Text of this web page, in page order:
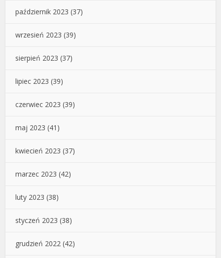
październik 2023 (37)
wrzesień 2023 (39)
sierpień 2023 (37)
lipiec 2023 (39)
czerwiec 2023 (39)
maj 2023 (41)
kwiecień 2023 (37)
marzec 2023 (42)
luty 2023 (38)
styczeń 2023 (38)
grudzień 2022 (42)